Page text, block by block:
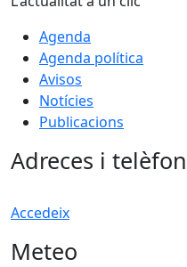
Agenda
Agenda política
Avisos
Notícies
Publicacions
Adreces i
Accedeix
Meteo